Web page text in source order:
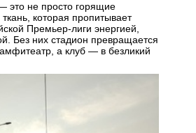
это не просто горящие
которая пропитывает
Премьер-лиги энергией,
Без них стадион превращается
а клуб — в безликий